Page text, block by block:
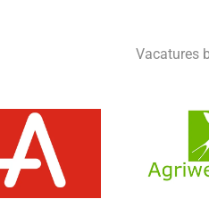
Vacatures